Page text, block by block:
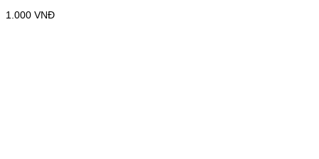
1.000 VNĐ